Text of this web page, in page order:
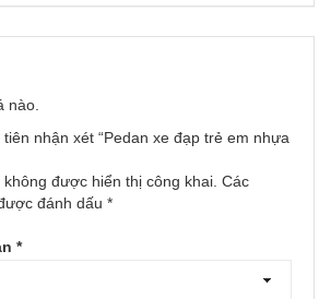
nào.
nhận xét “Pedan xe đạp trẻ em nhựa
được hiển thị công khai. Các
đánh dấu *
*